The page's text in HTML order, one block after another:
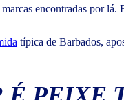
encontradas por lá.
típica de Barbados,